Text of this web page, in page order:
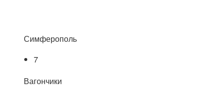
Симферополь
7
Вагончики